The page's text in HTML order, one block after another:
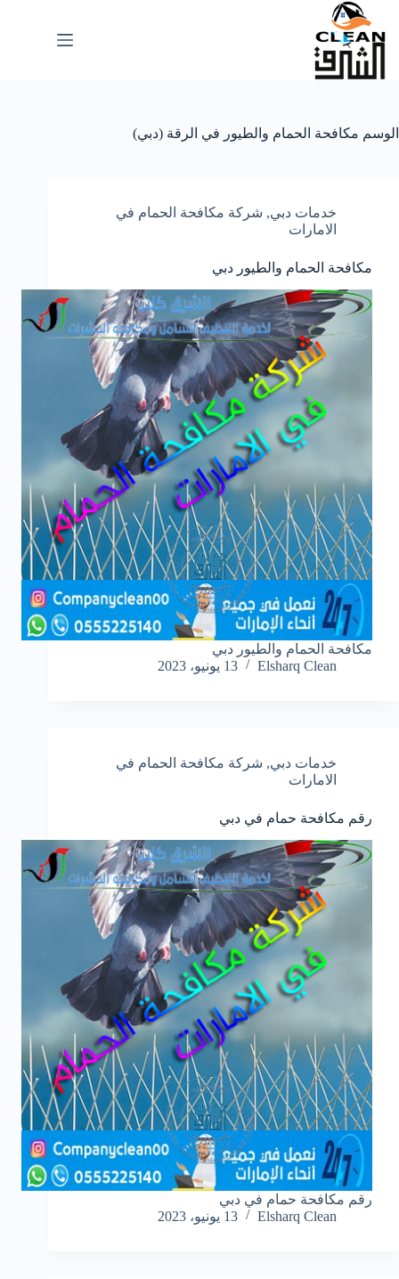
التجاوز
المحتوى
الوسم مكافحة الحمام والطيور في الرقة (دبي)
خدمات دبي, شركة مكافحة الحمام في
الامارات
مكافحة الحمام والطيور دبي
مكافحة الحمام والطيور دبي
Elsharq Clean
13 يونيو، 2023
خدمات دبي, شركة مكافحة الحمام في
الامارات
رقم مكافحة حمام في دبي
رقم مكافحة حمام في دبي
Elsharq Clean
13 يونيو، 2023